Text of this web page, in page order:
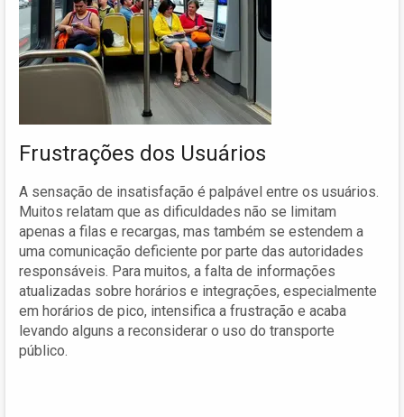
Frustrações dos Usuários
A sensação de insatisfação é palpável entre os usuários.
Muitos relatam que as dificuldades não se limitam
apenas a filas e recargas, mas também se estendem a
uma comunicação deficiente por parte das autoridades
responsáveis. Para muitos, a falta de informações
atualizadas sobre horários e integrações, especialmente
em horários de pico, intensifica a frustração e acaba
levando alguns a reconsiderar o uso do transporte
público.